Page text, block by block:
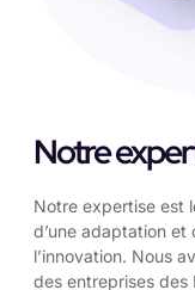
Notre
Notre expertise est
d’une adaptation et
l’innovation. Nous
des entreprises des